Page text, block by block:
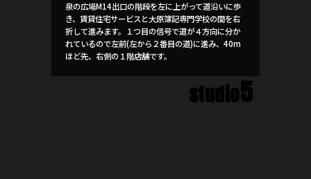
泉の広場M14出口の階段を左に上がって道沿いに歩
き、賃貸住宅サービスと大原簿記専門学校の間を右
折して進みます。１つ目の信号で道が４方向に分か
れているので左前(左から２番目の道)に進み、40m
ほど先、右側の１階店舗です。
studio5